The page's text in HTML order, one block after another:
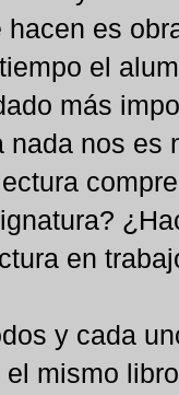
es
el
más
nada nos es
en
y cada
mismo